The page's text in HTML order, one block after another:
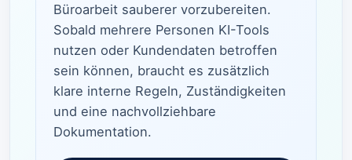
Büroarbeit sauberer vorzubereiten.
Sobald mehrere Personen KI-Tools
nutzen oder Kundendaten betroffen
sein können, braucht es zusätzlich
klare interne Regeln, Zuständigkeiten
und eine nachvollziehbare
Dokumentation.